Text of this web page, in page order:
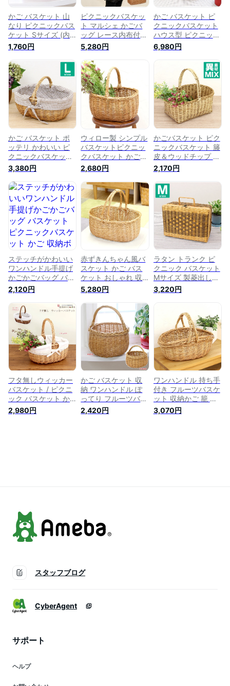
かご バスケット 山
なり ピクニックバス
ケット Sサイズ (内
布付き)ピクニック
おしゃれ 収納 ナチ
ュラル 北欧 結婚式
小物 かご 編み かご
バッグ 収納ボックス
ラタン 籐 持ち手 お
むつ メルカド バッ
グ 籠バッグ カゴバ
ック かごバック 小
さめ ミニ メルカド
天然素材
1,760円
ピクニックバスケッ
ト マルシェ かごバ
ッグ レース内布付き
買い物かご 市場かご
ピクニック バスケッ
ト 持ち手 カゴ 籠バ
ッグ 収納 おもちゃ
小物入れ おしゃれ
アジアン インテリア
編み 籐 ラタン バッ
グ カゴバック かご
バック フリル 天然
素材 可愛い 編みか
ご
5,280円
かご バスケット ピ
クニックバスケット
ハウス型 ピクニック
持ち手 おしゃれ ふ
た付き 収納ボックス
収納かご 籠バッグ
蓋つき かごバッグ
ふたつき フタ付き
北欧 おむつ 蓋付き
編み ラタン 洗濯か
ご 籐 カゴバック 可
愛い 編みかご
6,980円
かご バスケット ポ
ッテリ かわいい ピ
クニックバスケット
L 内布 ギンガムチェ
ックかご ピクニック
かごバッグ おしゃれ
おもちゃ箱 アジアン
北欧 布 ピクニック
カゴ インテリア 結
婚式 小物 かご 編み
持ち手 収納ボックス
籠バッグ カゴバック
かごバック 天然素材
3,380円
ウィロー製 シンプル
バスケットピクニッ
クバスケット かごバ
ッグ かご 籠バッグ
収納 小物入れ トイ
レットペーパー カゴ
ハンドル 持ち手 お
しゃれ かわいい 結
婚式 ラタン 洗濯か
ご おもちゃ バッグ
籐 カゴバック かご
バック 収納バスケッ
2,680円
かごバスケット ピク
ニックバスケット 籐
皮＆ウッドチップ ミ
ックス編み ワンハン
ドル手提げかご持ち
手 ピクニック バス
ケット かご バッグ
カゴ ラタン おしゃ
れ 北欧 ハンドル タ
オル収納 結婚式 小
物 かごバッグ 収納
ボックス 洗濯かご
籠バッグ カゴバック
天然素材
2,170円
ステッチがかわいい
ワンハンドル手提げ
かごかごバッグ バス
ケット ピクニックバ
スケット かご 収納
ボックス おしゃれ
かご 編み ラタン 籐
持ち手 おむつ トイ
レットペーパー バス
ケット 収納 洗濯か
ご メルカド バッグ
籠バッグバッグ カゴ
バック かごバック
北欧
2,120円
赤ずきんちゃん風バ
スケット かご バス
ケット おしゃれ 収
納 北欧 メルカド 収
納ボックス 収納バス
ケット 持ち手 大 ピ
クニックバスケット
ピクニック かごバッ
グ タオル収納 編み
バック トイレットペ
ーパー 籐 洗濯かご
ラタン カゴバック
かごバック 天然素材
5,280円
ラタン トランク ピ
クニック バスケット
Mサイズ 製菱出し模
様 かご ふた付き お
しゃれ 収納 ナチュ
バッグバスケット ピ
クニックバスケット
収納ボックス 籐 蓋
つき 持ち手 おむつ
家具 カゴバック メ
ルカド 天然素材 可
愛い 籠 蓋付き 編み
かご
3,220円
フタ無しウィッカー
バスケット / ピクニ
ック バスケット か
ごバッグ 籠バッグ
北欧 おしゃれ 持ち
2,980円
かご バスケット 収
納 ワンハンドル ぽ
ってり フルーツバス
ケット / ピクニック
バスケット おしゃれ
2,420円
ワンハンドル 持ち手
付き フルーツバスケ
ット 収納かご 籠 収
納バスケット 籐 ラ
タン おしゃれ ピク
3,070円
スタッフブログ
CyberAgent
サポート
ヘルプ